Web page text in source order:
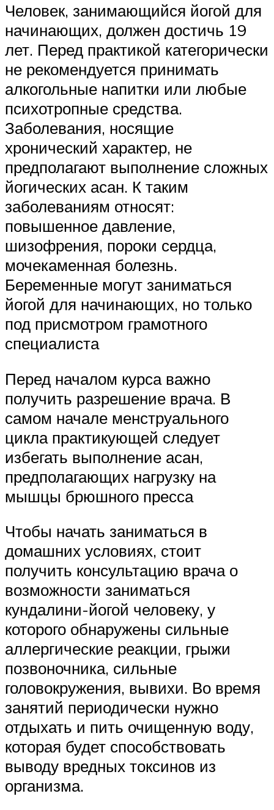
Человек, занимающийся йогой для
начинающих, должен достичь 19
лет. Перед практикой категорически
не рекомендуется принимать
алкогольные напитки или любые
психотропные средства.
Заболевания, носящие
хронический характер, не
предполагают выполнение сложных
йогических асан. К таким
заболеваниям относят:
повышенное давление,
шизофрения, пороки сердца,
мочекаменная болезнь.
Беременные могут заниматься
йогой для начинающих, но только
под присмотром грамотного
специалиста
Перед началом курса важно
получить разрешение врача. В
самом начале менструального
цикла практикующей следует
избегать выполнение асан,
предполагающих нагрузку на
мышцы брюшного пресса
Чтобы начать заниматься в
домашних условиях, стоит
получить консультацию врача о
возможности заниматься
кундалини-йогой человеку, у
которого обнаружены сильные
аллергические реакции, грыжи
позвоночника, сильные
головокружения, вывихи. Во время
занятий периодически нужно
отдыхать и пить очищенную воду,
которая будет способствовать
выводу вредных токсинов из
организма.